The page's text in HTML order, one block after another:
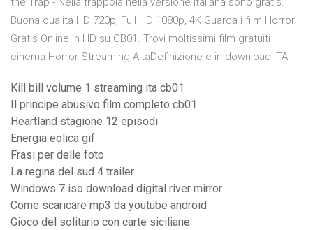
Buona qualita HD 720p, Full HD 1080p, 4K Guarda i film Horror
Gratis Online in HD su CB01. Trovi moltissimi film gratuiti
cinema Horror Streaming AltaDefinizione e in download ITA.
Kill bill volume 1 streaming ita cb01
Il principe abusivo film completo cb01
Heartland stagione 12 episodi
Energia eolica gif
Frasi per delle foto
La regina del sud 4 trailer
Windows 7 iso download digital river mirror
Come scaricare mp3 da youtube android
Gioco del solitario con carte siciliane